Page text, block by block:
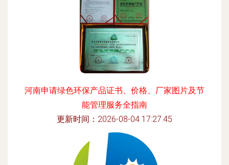
河南申请绿色环保产品证书、价格、厂家图片及节
能管理服务全指南
更新时间：2026-08-04 17:27:45